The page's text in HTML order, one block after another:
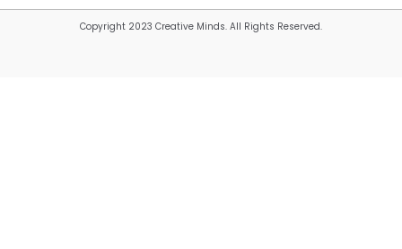
Copyright 2023 Creative Minds. All Rights Reserved.